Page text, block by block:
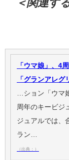
＜関連す
「ウマ娘」、4
「グランアレグ
…ション「ウマ
周年のキービ
ジュアルでは、
ラン…
（出典：）